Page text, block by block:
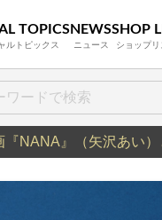
TOPICS
ルトピックス
NEWS
ニュース
SHOP
ショップリ
『NANA』（矢沢あい